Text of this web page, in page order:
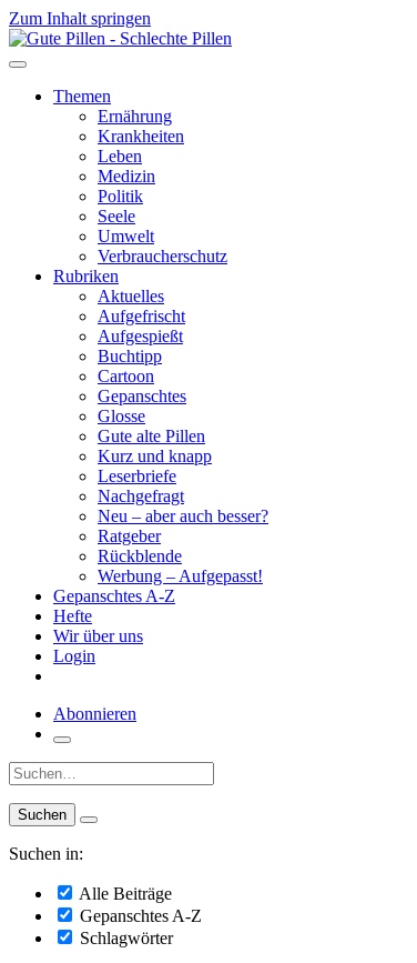
Zum Inhalt springen
Themen
Ernährung
Krankheiten
Leben
Medizin
Politik
Seele
Umwelt
Verbraucherschutz
Rubriken
Aktuelles
Aufgefrischt
Aufgespießt
Buchtipp
Cartoon
Gepanschtes
Glosse
Gute alte Pillen
Kurz und knapp
Leserbriefe
Nachgefragt
Neu – aber auch besser?
Ratgeber
Rückblende
Werbung – Aufgepasst!
Gepanschtes A-Z
Hefte
Wir über uns
Login
Abonnieren
Suche:
Suchen in:
Alle Beiträge
Gepanschtes A-Z
Schlagwörter